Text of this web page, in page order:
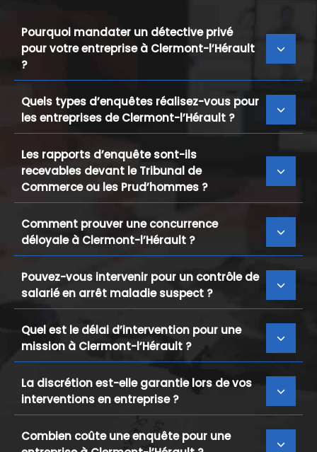
Pourquoi mandater un détective privé
pour votre entreprise à Clermont-l’Hérault
?
Quels types d’enquêtes réalisez-vous pour
les entreprises de Clermont-l’Hérault ?
Les rapports d’enquête sont-ils
recevables devant le Tribunal de
Commerce ou les Prud’hommes ?
Comment prouver une concurrence
déloyale à Clermont-l’Hérault ?
Pouvez-vous intervenir pour un contrôle de
salarié en arrêt maladie suspect ?
Quel est le délai d’intervention pour une
mission à Clermont-l’Hérault ?
La discrétion est-elle garantie lors de vos
interventions en entreprise ?
Combien coûte une enquête pour une